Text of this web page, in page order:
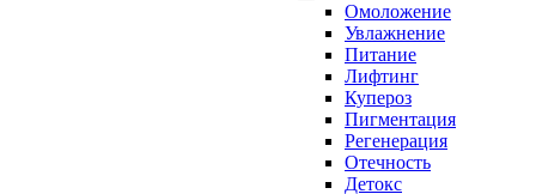
Омоложение
Увлажнение
Питание
Лифтинг
Купероз
Пигментация
Регенерация
Отечность
Детокс